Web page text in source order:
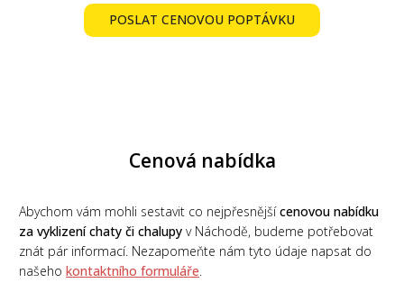
POSLAT CENOVOU POPTÁVKU
Cenová nabídka
Abychom vám mohli sestavit co nejpřesnějšícenovou nabídku
za vyklizení chaty či chalupy v Náchodě, budeme potřebovat
znát pár informací. Nezapomeňte nám tyto údaje napsat do
našeho kontaktního formuláře.